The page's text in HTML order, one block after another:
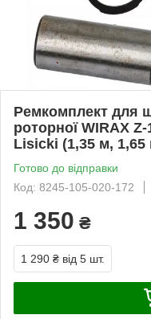
Ремкомплект для
роторної WIRAX
Lisicki (1,35 м,
Готово до відправки
Код: 8245-105-020-172
1 350 ₴
1 290 ₴ від 5 шт.